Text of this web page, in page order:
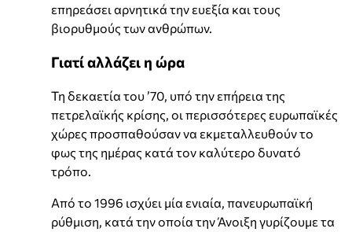
επηρεάσει αρνητικά την ευεξία και τους
βιορυθμούς των ανθρώπων.
Γιατί αλλάζει η ώρα
Τη δεκαετία του ’70, υπό την επήρεια της
πετρελαϊκής κρίσης, οι περισσότερες ευρωπαϊκές
χώρες προσπαθούσαν να εκμεταλλευθούν το
φως της ημέρας κατά τον καλύτερο δυνατό
τρόπο.
Από το 1996 ισχύει μία ενιαία, πανευρωπαϊκή
ρύθμιση, κατά την οποία την Άνοιξη γυρίζουμε τα